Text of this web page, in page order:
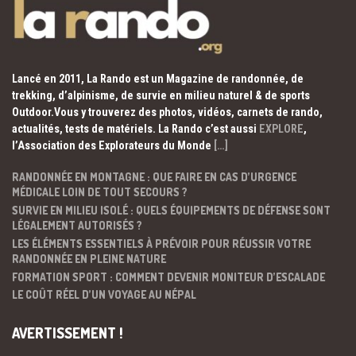
Lancé en 2011, La Rando est un Magazine de randonnée, de
trekking, d’alpinisme, de survie en milieu naturel & de sports
Outdoor.Vous y trouverez des photos, vidéos, carnets de rando,
actualités, tests de matériels. La Rando c’est aussi EXPLORE,
l’Association des Explorateurs du Monde […]
RANDONNÉE EN MONTAGNE : QUE FAIRE EN CAS D’URGENCE
MÉDICALE LOIN DE TOUT SECOURS ?
SURVIE EN MILIEU ISOLÉ : QUELS ÉQUIPEMENTS DE DÉFENSE SONT
LÉGALEMENT AUTORISÉS ?
LES ÉLÉMENTS ESSENTIELS À PRÉVOIR POUR RÉUSSIR VOTRE
RANDONNÉE EN PLEINE NATURE
FORMATION SPORT : COMMENT DEVENIR MONITEUR D’ESCALADE
LE COÛT RÉEL D’UN VOYAGE AU NÉPAL
AVERTISSEMENT !